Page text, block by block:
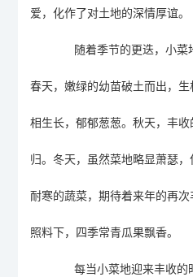
爱，化作了对土地的深情厚谊。
随着季节的更迭，小菜
春天，嫩绿的幼苗破土而出，
相生长，郁郁葱葱。秋天，丰
归。冬天，虽然菜地略显萧瑟
耐寒的蔬菜，期待着来年的再
照料下，四季常青瓜果飘香。
每当小菜地迎来丰收的